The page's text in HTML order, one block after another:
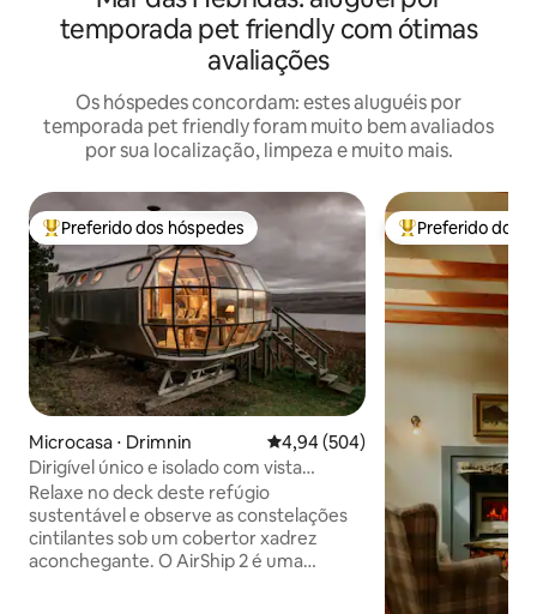
temporada pet friendly com ótimas
avaliações
Os hóspedes concordam: estes aluguéis por
temporada pet friendly foram muito bem avaliados
por sua localização, limpeza e muito mais.
Entre os melhores preferidos dos hóspedes
Preferido dos hóspedes
Microcasa ⋅ Drimnin 4,94 de uma avaliação média de
4,94 (504)
Dirigível único e isolado com vista
deslumbrante das Terras Altas
Relaxe no deck deste refúgio
sustentável e observe as constelações
cintilantes sob um cobertor xadrez
aconchegante. O AirShip 2 é uma
Entre os
Preferido dos